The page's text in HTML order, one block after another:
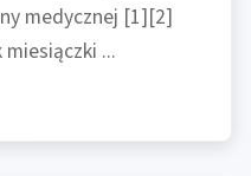
medycznej [1][2]
...